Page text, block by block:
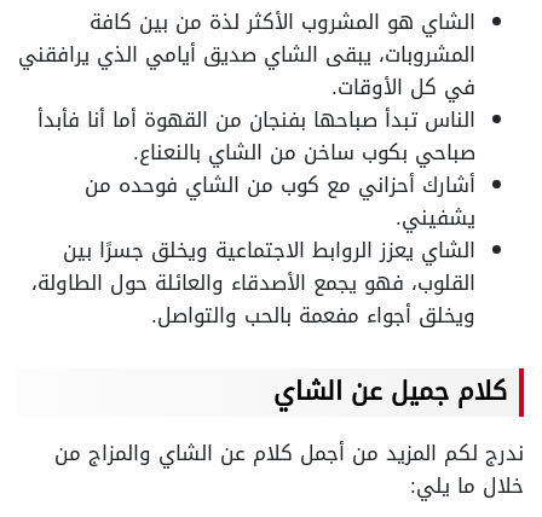
الشاي هو المشروب الأكثر لذة من بين كافة
المشروبات، يبقى الشاي صديق أيامي الذي يرافقني
في كل الأوقات.
الناس تبدأ صباحها بفنجان من القهوة أما أنا فأبدأ
صباحي بكوب ساخن من الشاي بالنعناع.
أشارك أحزاني مع كوب من الشاي فوحده من
يشفيني.
الشاي يعزز الروابط الاجتماعية ويخلق جسرًا بين
القلوب، فهو يجمع الأصدقاء والعائلة حول الطاولة،
ويخلق أجواء مفعمة بالحب والتواصل.
كلام جميل عن الشاي
ندرج لكم المزيد من أجمل كلام عن الشاي والمزاج من
خلال ما يلي: